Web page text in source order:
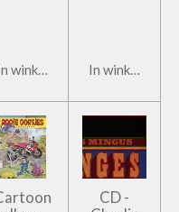
winkelwagen In
CD -